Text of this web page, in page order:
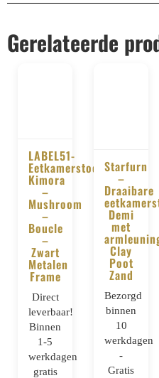
Gerelateerde
BESTELLEN
LABEL51-
Eetkamerstoel
Kimora
–
Mushroom
–
Boucle
–
Zwart
Metalen
Frame
Direct
leverbaar!
Binnen
1-5
werkdagen
gratis
Starfurn
–
Draaibare
Demi
met
Clay
Poot
Zand
Bezorgd
binnen
10
werkdagen
-
Gratis